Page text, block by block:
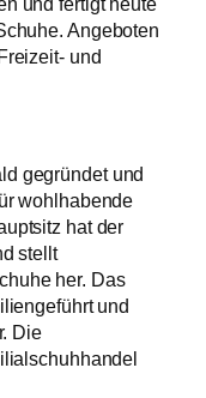
Angeboten
und
gegründet und
wohlhabende
hat der
stellt
her. Das
und
Die